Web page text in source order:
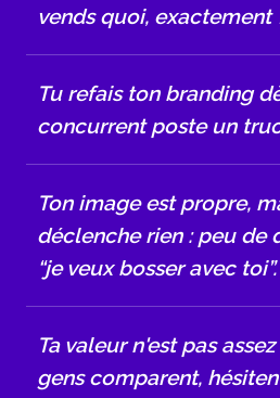
vends quoi, exactement
Tu refais ton branding
concurrent poste un
Ton image est propre,
déclenche rien : peu de
“je veux bosser avec toi”.
Ta valeur n'est pas
gens comparent,